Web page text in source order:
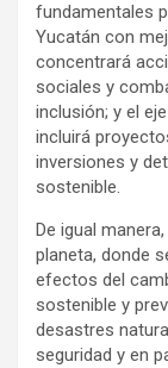
fundamentales
Yucatán con
concentrará
sociales y
inclusión; y el
incluirá
inversiones y
sostenible.
De igual
planeta, donde
efectos del
sostenible y
desastres
seguridad y en